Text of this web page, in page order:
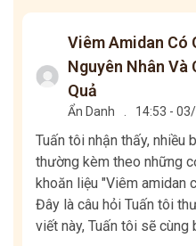
Viêm Amidan Có
Nguyên Nhân Và
Quả
Ẩn Danh . 14:53 -
Tuấn tôi nhận thấy, nhiều
thường kèm theo những
khoăn liệu "Viêm amidan
Đây là câu hỏi Tuấn tôi
viết này, Tuấn tôi sẽ cùng